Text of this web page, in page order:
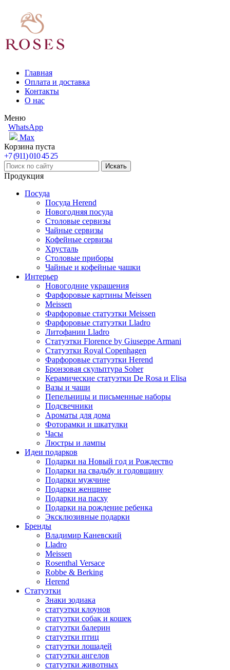
Главная
Оплата и доставка
Контакты
О нас
Меню
WhatsApp
Max
Корзина пуста
+7 (911) 010 45 25
Продукция
Посуда
Посуда Herend
Новогодняя посуда
Столовые сервизы
Чайные сервизы
Кофейные сервизы
Хрусталь
Столовые приборы
Чайные и кофейные чашки
Интерьер
Новогодние украшения
Фарфоровые картины Meissen
Meissen
Фарфоровые статуэтки Meissen
Фарфоровые статуэтки Lladro
Литофании Lladro
Статуэтки Florence by Giuseppe Armani
Статуэтки Royal Copenhagen
Фарфоровые статуэтки Herend
Бронзовая скульптура Soher
Керамические статуэтки De Rosa и Elisa
Вазы и чаши
Пепельницы и письменные наборы
Подсвечники
Ароматы для дома
Фоторамки и шкатулки
Часы
Люстры и лампы
Идеи подарков
Подарки на Новый год и Рождество
Подарки на свадьбу и годовщину
Подарки мужчине
Подарки женщине
Подарки на пасху
Подарки на рождение ребенка
Эксклюзивные подарки
Бренды
Владимир Каневский
Lladro
Meissen
Rosenthal Versace
Robbe & Berking
Herend
Статуэтки
Знаки зодиака
статуэтки клоунов
статуэтки собак и кошек
статуэтки балерин
статуэтки птиц
статуэтки лошадей
статуэтки ангелов
статуэтки животных